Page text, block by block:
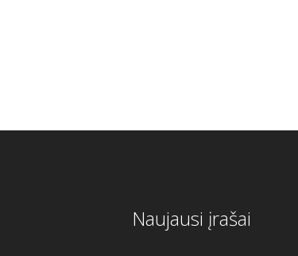
Naujausi įrašai